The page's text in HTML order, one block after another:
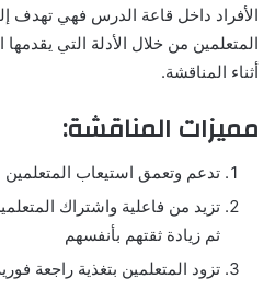
الأفراد داخل قاعة الدرس فهي تهدف
المتعلمين من خلال الأدلة التي
أثناء المناقشة.
مميزات المناقشة:
تدعم وتعمق استيعاب المتعلمين
تزيد من فاعلية واشتراك
ثم زيادة ثقتهم بأنفسهم
تزود المتعلمين بتغذية راجعة